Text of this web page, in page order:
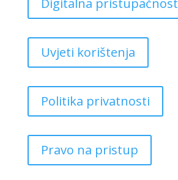
Digitalna pristupačnost
Uvjeti korištenja
Politika privatnosti
Pravo na pristup